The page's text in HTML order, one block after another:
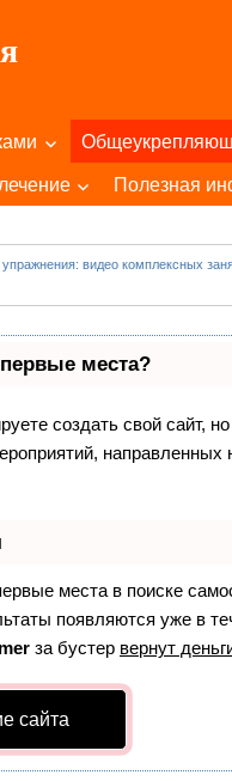
Полезная
видео комплексных
места?
создать свой сайт,
места в поиске
появляются уже в
за бустер вернут
сайта